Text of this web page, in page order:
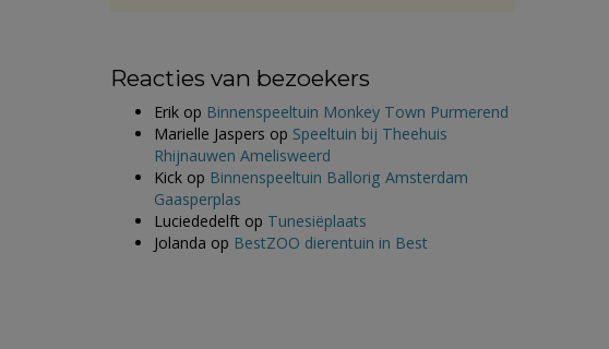
Reacties van bezoekers
Erik op Binnenspeeltuin Monkey Town Purmerend
Marielle Jaspers op Speeltuin bij Theehuis
Rhijnauwen Amelisweerd
Kick op Binnenspeeltuin Ballorig Amsterdam
Gaasperplas
Luciededelft op Tunesiëplaats
Jolanda op BestZOO dierentuin in Best